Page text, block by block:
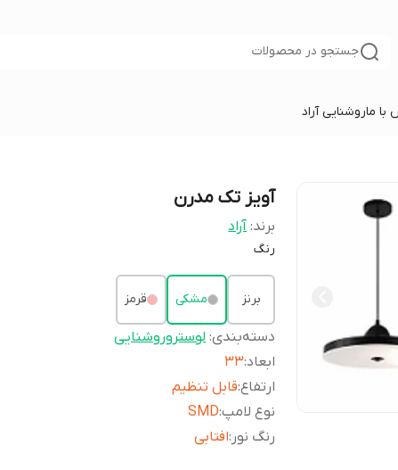
جستجو در محصولات
با ماروشنایی آراد
آویز تک مدرن
برند: آراد
رنگ
برنز مشکی قرمز
دسته‌بندی:لوستروروشنایی
ابعاد:
33
ارتفاع:قابل تنظیم
نوع لامپ:
SMD
رنگ نور :افتابی